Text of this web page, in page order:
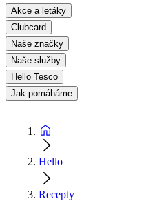
Akce a letáky
Clubcard
Naše značky
Naše služby
Hello Tesco
Jak pomáháme
Hello
Recepty